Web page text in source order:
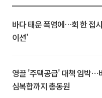
바다 태운 폭염에…회 한 접
이션’
영끌 '주택공급' 대책 임박⋯
심복합까지 총동원